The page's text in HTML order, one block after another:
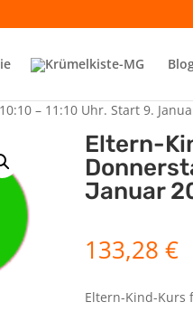
– 11:10 Uhr. Start 9.
Eltern-
Januar
133,28 €
Eltern-Kind-Kurs